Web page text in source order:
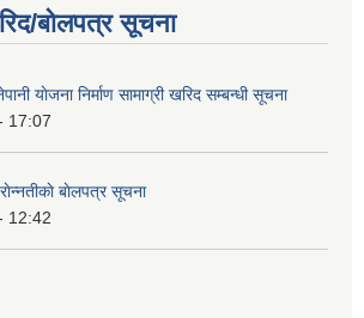
बोलपत्र सूचना
याेजना निर्माण सामाग्री खरिद सम्बन्धी सूचना
17:07
बाेलपत्र सूचना
12:42